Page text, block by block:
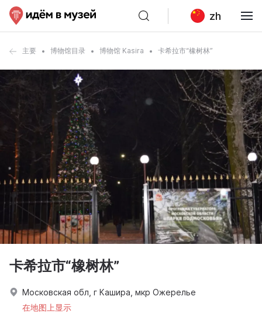
zh
主要 博物馆目录 博物馆 Kasira 卡希拉市“橡树林”
卡希拉市“橡树林”
Московская обл, г Кашира, мкр Ожерелье
在地图上显示